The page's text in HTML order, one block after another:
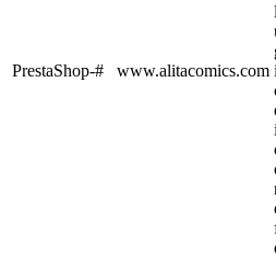
PrestaShop-# www.alitacomics.com